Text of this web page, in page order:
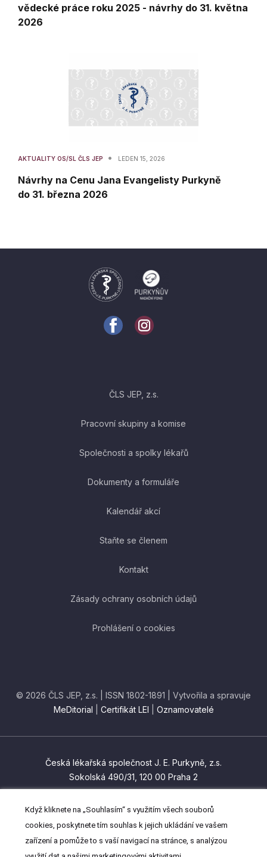
vědecké práce roku 2025 - návrhy do 31. května
2026
AKTUALITY OS/SL ČLS JEP • LEDEN 15, 2026
Návrhy na Cenu Jana Evangelisty Purkyně
do 31. března 2026
ČLS JEP, z.s.
Pracovní skupiny a komise
Společnosti a spolky lékařů
Dokumenty a formuláře
Kalendář akcí
Staňte se členem
Kontakt
Zásady ochrany osobních údajů
Prohlášení o cookies
© 2026 ČLS JEP, z.s. | ISSN 1802-1891 | Vytvořila a spravuje
MeDitorial
Certifikát LEI Oznamovatelé
Česká lékařská společnost J. E. Purkyně, z.s.
Sokolská 490/31, 120 00 Praha 2
(+420) 224 266 201
Když kliknete na „Souhlasím“ s využitím všech souborů
cookies, poskytnete tím souhlas k jejich ukládání ve vašem
zařízení a pomůže to s vaší navigací na stránce, s analýzou